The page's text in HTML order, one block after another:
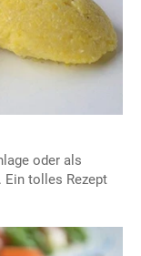
oder als
Ein tolles Rezept